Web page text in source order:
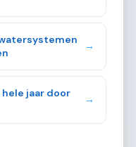
→
jaar door
→